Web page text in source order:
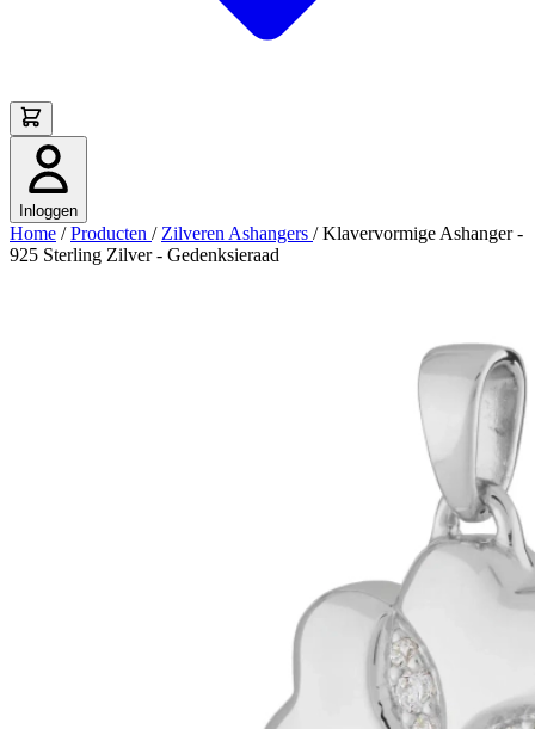
Inloggen
Home / Producten / Zilveren Ashangers / Klavervormige Ashanger -
925 Sterling Zilver - Gedenksieraad